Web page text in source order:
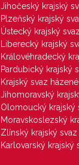
Jihočeský krajský
Plzeňský krajský
Ústecký krajský
Liberecký krajský
Královéhradecký
Pardubický krajský
Krajský svaz
Jihomoravský
Olomoucký krajský
Moravskoslezský
Zlínský krajský
Karlovarský krajský